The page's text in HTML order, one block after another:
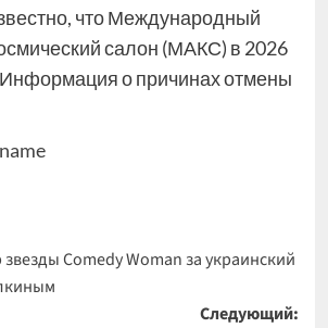
что Международный
салон (МАКС) в 2026
о причинах отмены
Comedy Woman за украинский
Следующий: